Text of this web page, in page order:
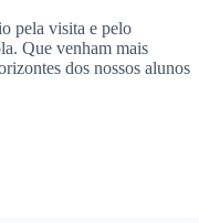
pela visita e pelo
Que venham mais
dos nossos alunos